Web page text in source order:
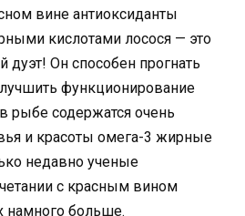
вине антиоксиданты
кислотами лосося — это
дуэт! Он способен прогнать
функционирование
рыбе содержатся очень
и красоты омега-3 жирные
не­давно ученые
с красным вином
на­много больше.